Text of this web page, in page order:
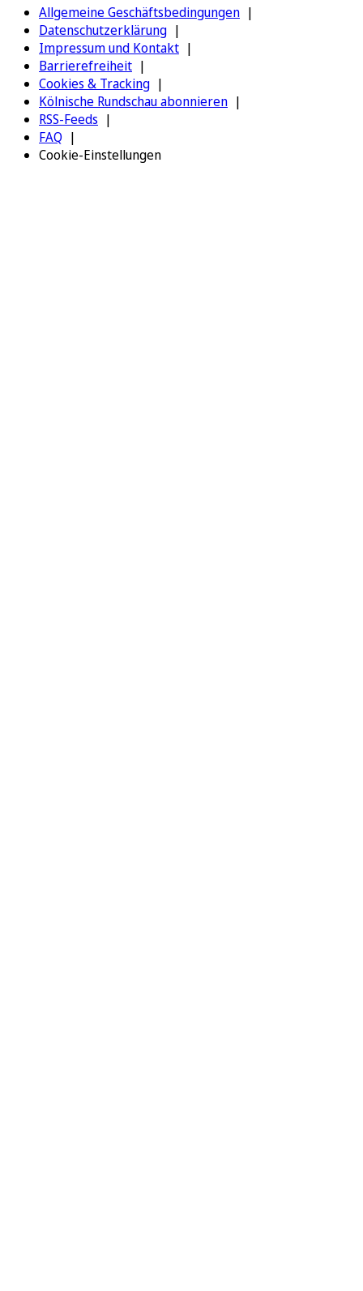
Allgemeine Geschäftsbedingungen
Datenschutzerklärung
Impressum und Kontakt
Barrierefreiheit
Cookies & Tracking
Kölnische Rundschau abonnieren
RSS-Feeds
FAQ
Cookie-Einstellungen